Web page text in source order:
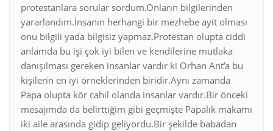
protestanlara sorular sordum.Onların bilgilerinden
yararlandım.İnsanın herhangi bir mezhebe ayit olması
onu bilgili yada bilgisiz yapmaz.Protestan olupta ciddi
anlamda bu işi çok iyi bilen ve kendilerine mutlaka
danışılması gereken insanlar vardır ki Orhan Ant’a bu
kişilerin en iyi örneklerinden biridir.Aynı zamanda
Papa olupta kör cahil olanda insanlar vardır.Bir önceki
mesajımda da belirttiğim gibi geçmişte Papalık makamı
iki aile arasında gidip geliyordu.Bir şekilde babadan